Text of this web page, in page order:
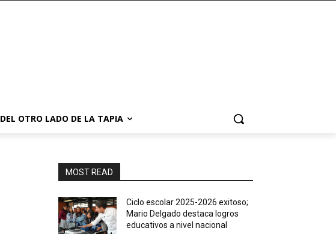
DEL OTRO LADO DE LA TAPIA
MOST READ
Ciclo escolar 2025-2026 exitoso;
Mario Delgado destaca logros
educativos a nivel nacional